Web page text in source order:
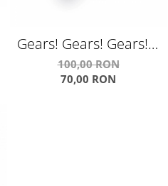
Gears! Gears! Gears!®
FlightGears™
100,00 RON
70,00 RON